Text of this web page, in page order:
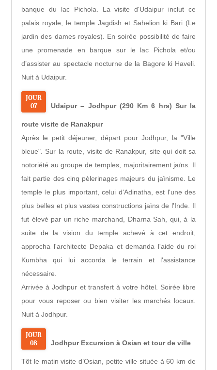
banque du lac Pichola. La visite d'Udaipur inclut ce
palais royale, le temple Jagdish et Sahelion ki Bari (Le
jardin des dames royales). En soirée possibilité de faire
une promenade en barque sur le lac Pichola et/ou
d’assister au spectacle nocturne de la Bagore ki Haveli.
Nuit à Udaipur.
JOUR
07
Udaipur – Jodhpur (290 Km 6 hrs) Sur la
route visite de Ranakpur
Après le petit déjeuner, départ pour Jodhpur, la "Ville
bleue". Sur la route, visite de Ranakpur, site qui doit sa
notoriété au groupe de temples, majoritairement jaïns. Il
fait partie des cinq pèlerinages majeurs du jaïnisme. Le
temple le plus important, celui d'Adinatha, est l'une des
plus belles et plus vastes constructions jaïns de l'Inde. Il
fut élevé par un riche marchand, Dharna Sah, qui, à la
suite de la vision du temple achevé à cet endroit,
approcha l'architecte Depaka et demanda l'aide du roi
Kumbha qui lui accorda le terrain et l'assistance
nécessaire.
Arrivée à Jodhpur et transfert à votre hôtel. Soirée libre
pour vous reposer ou bien visiter les marchés locaux.
Nuit à Jodhpur.
JOUR
08
Jodhpur Excursion à Osian et tour de ville
Tôt le matin visite d’Osian, petite ville située à 60 km de